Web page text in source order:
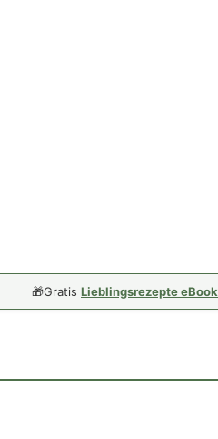
🎁Gratis Lieblingsrezepte eBook